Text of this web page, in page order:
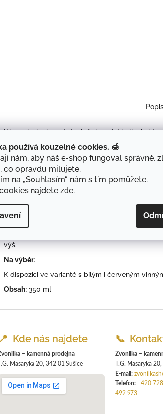
používá kouzelné cookies. 🍯
nám, aby náš e-shop fungoval správně,
co opravdu milujete.
na „Souhlasím“ nám s tím pomůžete.
najdete zde.
Popis
Výrazný vinný ocet doplněný směsí bylinek,
Bylinky z naší zahrady jsme nechali v octu
nepřebíjí, ale společně dávají chuť, která oživí
Jak ho využít:
Skvělý do salátů a dresinků, kde dodá jídlu
na dochucení omáček, polévek nebo zeleniny.
Čím je jiný:
Není jen kyselý – díky bylinkám má plnější a
výš.
Na výběr:
K dispozici ve variantě s bílým i červeným
Obsah: 350 ml
📍 Kde nás najdete
– kamenná prodejna
T.G. Masaryka 20, 342 01 Sušice
📞
Zvonilka –
T.G. Masaryka
E-mail:
Telefon: +420
492 973